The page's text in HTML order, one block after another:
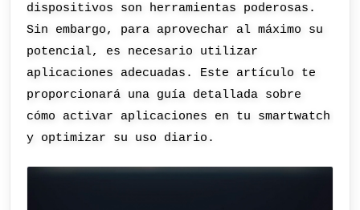
dispositivos son herramientas poderosas.
Sin embargo, para aprovechar al máximo su
potencial, es necesario utilizar
aplicaciones adecuadas. Este artículo te
proporcionará una guía detallada sobre
cómo activar aplicaciones en tu smartwatch
y optimizar su uso diario.